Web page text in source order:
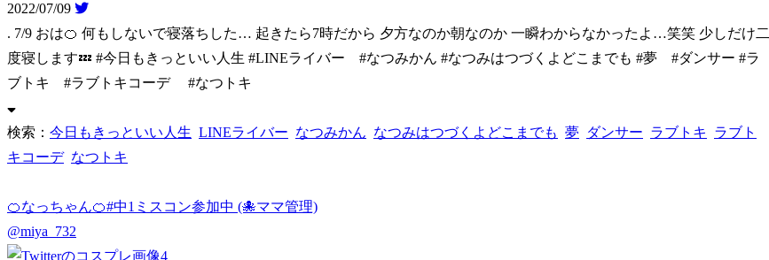
2022/07/09
. 7/9 おは🍊 何もしないで寝落ちした… 起きたら7時だから 夕方なのか朝なのか 一瞬わからなかったよ…笑笑 少しだけ二
度寝します💤 #今日もきっといい人生 #LINEライバー #なつみかん #なつみはつづくよどこまでも #夢 #ダンサー #ラ
ブトキ #ラブトキコーデ #なつトキ
検索： 今日もきっといい人生 LINEライバー なつみかん なつみはつづくよどこまでも 夢 ダンサー ラブトキ
ラブト
キコーデ なつトキ
🍊なっちゃん🍊#中1ミスコン参加中 (🐙ママ管理)
@miya_732